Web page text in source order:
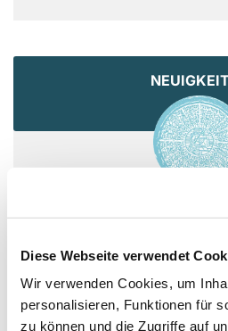
Diese Webseite verwendet
Wir verwenden Cookies, um
personalisieren, Funktionen für
zu können und die Zugriffe auf
KIRCHE &